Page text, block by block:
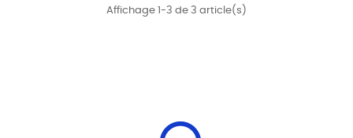
Affichage 1-3 de 3 article(s)